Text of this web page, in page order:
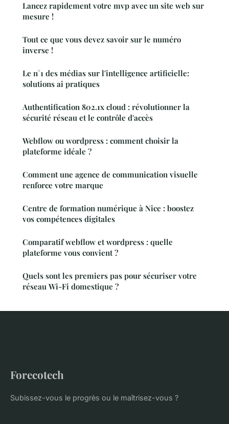
Lancez rapidement votre mvp avec un site web sur
mesure !
Tout ce que vous devez savoir sur le numéro
inverse !
Le n°1 des médias sur l'intelligence artificielle:
solutions ai pratiques
Authentification 802.1x cloud : révolutionner la
sécurité réseau et le contrôle d'accès
Webflow ou wordpress : comment choisir la
plateforme idéale ?
Comment une agence de communication visuelle
renforce votre marque
Centre de formation numérique à Nice : boostez
vos compétences digitales
Comparatif webflow et wordpress : quelle
plateforme vous convient ?
Quels sont les premiers pas pour sécuriser votre
réseau Wi-Fi domestique ?
Forecotech
Subissez-vous le progrès ou le maîtrisez-vous ?